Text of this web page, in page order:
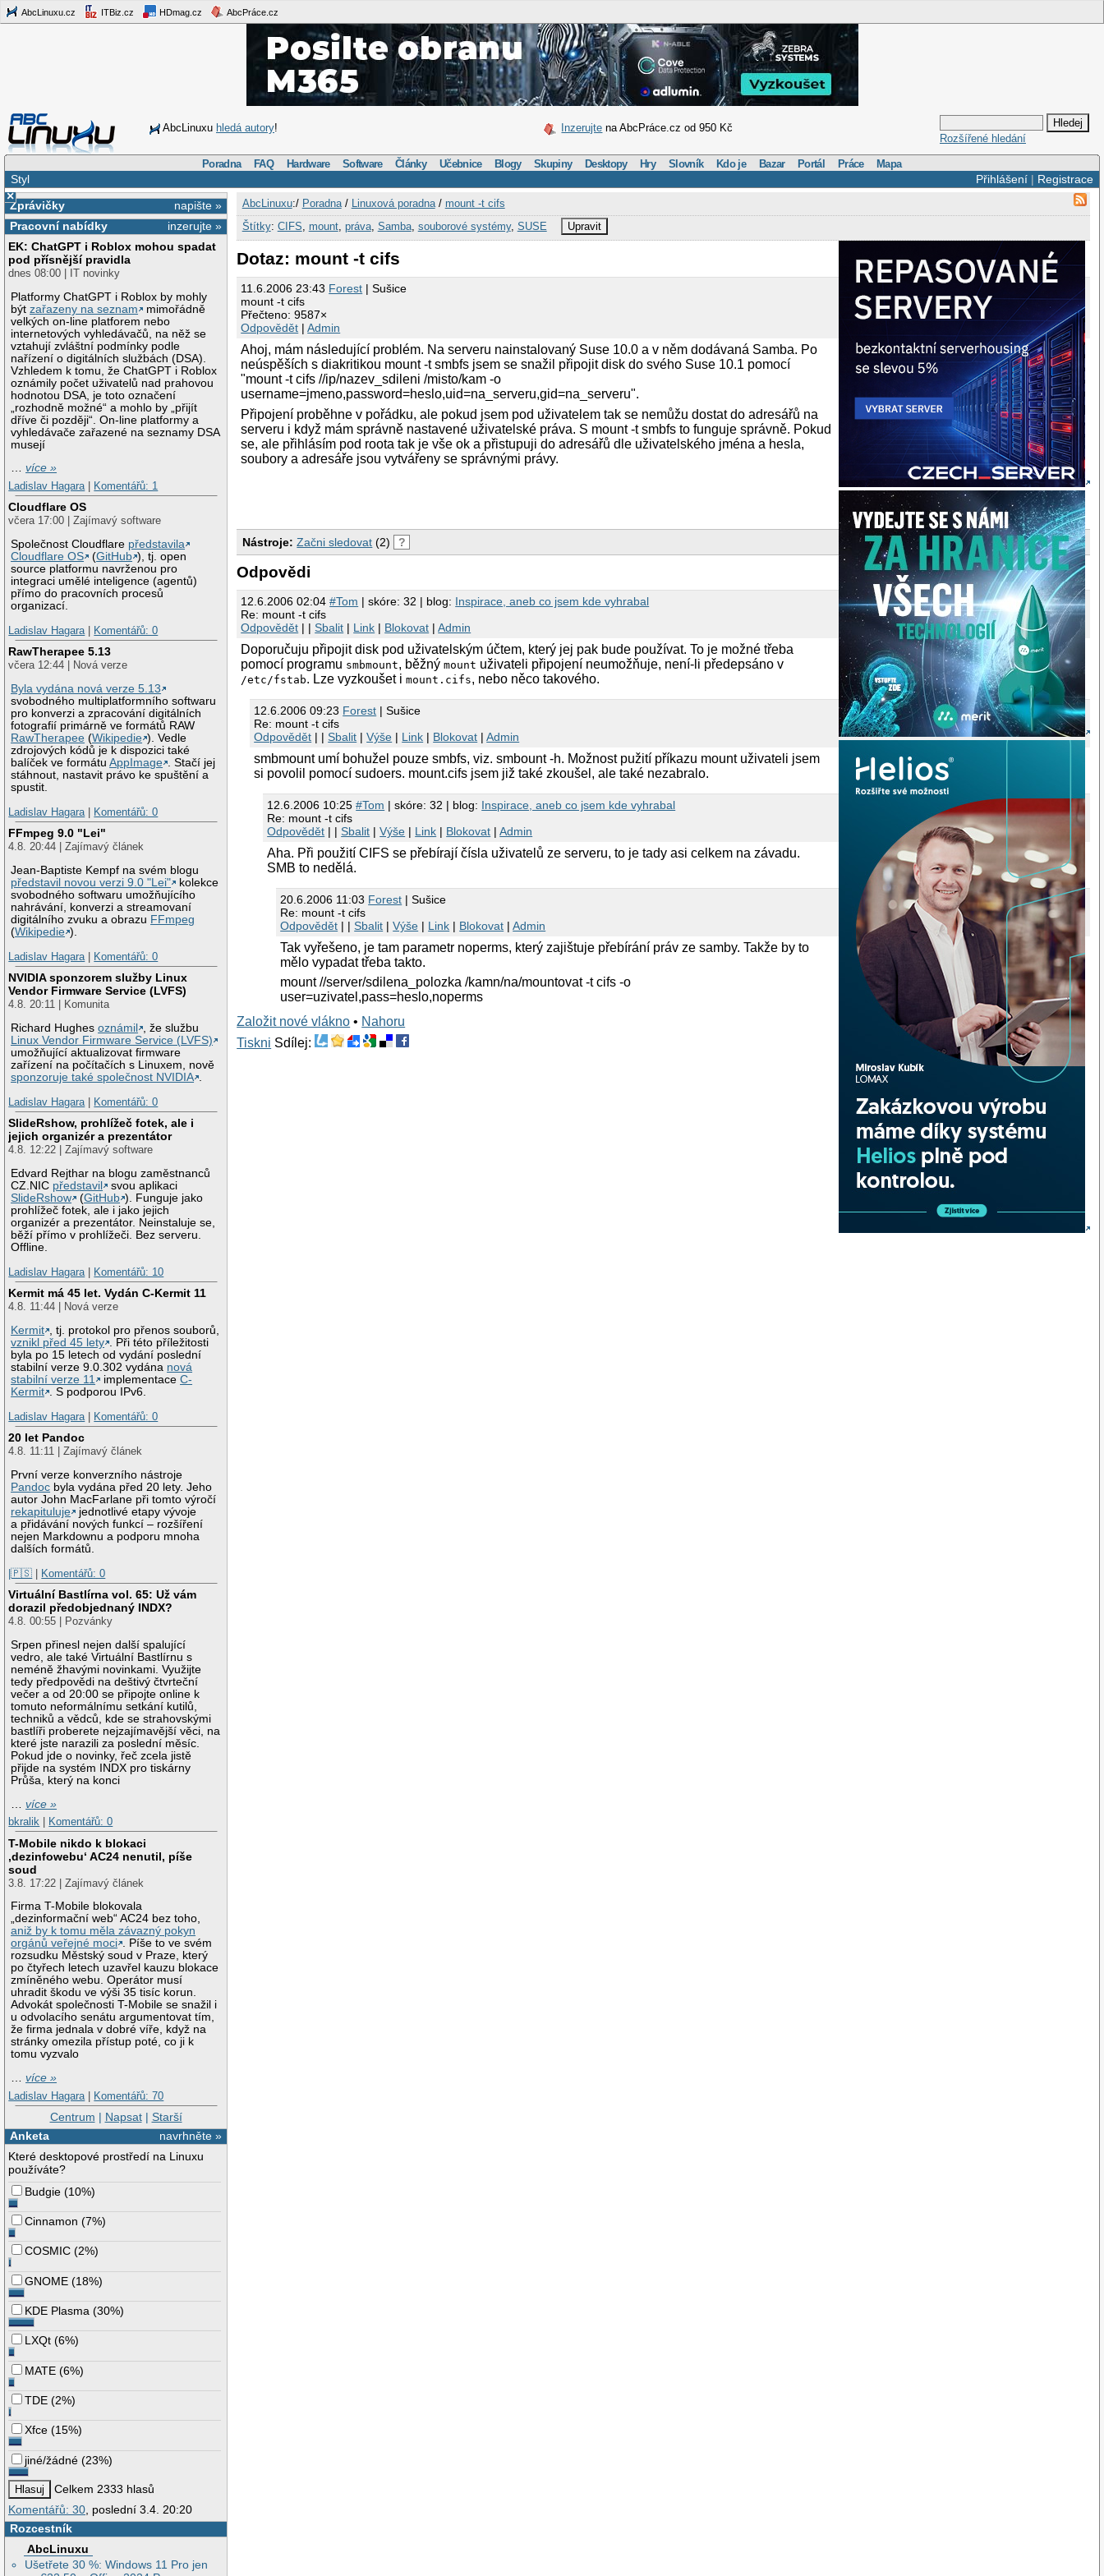
AbcLinuxu.cz ITBiz.cz HDmag.cz AbcPráce.cz
AbcLinuxu hledá autory! Inzerujte na AbcPráce.cz od 950 Kč
Rozšířené hledání
Poradna FAQ Hardware Software Články Učebnice Blogy Skupiny Desktopy Hry Slovník Kdo je Bazar Portál Práce Mapa
Přihlášení| Registrace
Styl
×
napište »
Zprávičky
inzerujte »
Pracovní nabídky
EK: ChatGPT i Roblox mohou spadat
pod přísnější pravidla
dnes 08:00 | IT novinky
Platformy ChatGPT i Roblox by mohly
býtzařazeny na seznam
mimořádně
velkých on-line platforem nebo
internetových vyhledávačů, na něž se
vztahují zvláštní podmínky podle
nařízení o digitálních službách (DSA).
Vzhledem k tomu, že ChatGPT i Roblox
oznámily počet uživatelů nad prahovou
hodnotou DSA, je toto označení
„rozhodně možné“ a mohlo by „přijít
dříve či později“. On-line platformy a
vyhledávače zařazené na seznamy DSA
musejí
…více »
Ladislav Hagara
Komentářů: 1
Cloudflare OS
včera 17:00 | Zajímavý software
Společnost Cloudflare představila
Cloudflare OS
(GitHub ), tj. open
source platformu navrženou pro
integraci umělé inteligence (agentů)
přímo do pracovních procesů
organizací.
Ladislav Hagara
Komentářů: 0
RawTherapee 5.13
včera 12:44 | Nová verze
Byla vydána nová verze 5.13
svobodného multiplatformního softwaru
pro konverzi a zpracování digitálních
fotografií primárně ve formátů RAW
RawTherapee (Wikipedie ). Vedle
zdrojových kódů je k dispozici také
balíček ve formátuAppImage . Stačí jej
stáhnout, nastavit právo ke spuštění a
spustit.
Ladislav Hagara
Komentářů: 0
FFmpeg 9.0 "Lei"
4.8. 20:44 | Zajímavý článek
Jean-Baptiste Kempf na svém blogu
představil novou verzi 9.0 "Lei"
kolekce
svobodného softwaru umožňujícího
nahrávání, konverzi a streamovaní
digitálního zvuku a obrazu FFmpeg
(Wikipedie ).
Ladislav Hagara
Komentářů: 0
NVIDIA sponzorem služby Linux
Vendor Firmware Service (LVFS)
4.8. 20:11 | Komunita
Richard Hughesoznámil
, že službu
Linux Vendor Firmware Service (LVFS)
umožňující aktualizovat firmware
zařízení na počítačích s Linuxem, nově
sponzoruje také společnost NVIDIA .
Ladislav Hagara | Komentářů: 0
SlideRshow, prohlížeč fotek, ale i
jejich organizér a prezentátor
4.8. 12:22 | Zajímavý software
Edvard Rejthar na blogu zaměstnanců
CZ.NIC představil
svou aplikaci
SlideRshow
(GitHub ). Funguje jako
prohlížeč fotek, ale i jako jejich
organizér a prezentátor. Neinstaluje se,
běží přímo v prohlížeči. Bez serveru.
Offline.
Ladislav Hagara | Komentářů: 10
Kermit má 45 let. Vydán C-Kermit 11
4.8. 11:44 | Nová verze
Kermit , tj. protokol pro přenos souborů,
vznikl před 45 lety . Při této příležitosti
byla po 15 letech od vydání poslední
stabilní verze 9.0.302 vydána nová
stabilní verze 11
implementaceC-
Kermit . S podporou IPv6.
Ladislav Hagara | Komentářů: 0
20 let Pandoc
4.8. 11:11 | Zajímavý článek
První verze konverzního nástroje
Pandoc byla vydána před 20 lety. Jeho
autor John MacFarlane při tomto výročí
rekapituluje
jednotlivé etapy vývoje
a přidávání nových funkcí – rozšíření
nejen Markdownu a podporu mnoha
dalších formátů.
|🇵🇸 | Komentářů: 0
Virtuální Bastlírna vol. 65: Už vám
dorazil předobjednaný INDX?
4.8. 00:55 | Pozvánky
Srpen přinesl nejen další spalující
vedro, ale také Virtuální Bastlírnu s
neméně žhavými novinkami. Využijte
tedy předpovědi na deštivý čtvrteční
večer a od 20:00 se připojte online k
tomuto neformálnímu setkání kutilů,
techniků a vědců, kde se strahovskými
bastlíři proberete nejzajímavější věci, na
které jste narazili za poslední měsíc.
Pokud jde o novinky, řeč zcela jistě
přijde na systém INDX pro tiskárny
Průša, který na konci
…více »
bkralik
Komentářů: 0
T-Mobile nikdo k blokaci
‚dezinfowebu‘ AC24 nenutil, píše
soud
3.8. 17:22 | Zajímavý článek
Firma T-Mobile blokovala
„dezinformační web“ AC24 bez toho,
aniž by k tomu měla závazný pokyn
orgánů veřejné moci . Píše to ve svém
rozsudku Městský soud v Praze, který
po čtyřech letech uzavřel kauzu blokace
zmíněného webu. Operátor musí
uhradit škodu ve výši 35 tisíc korun.
Advokát společnosti T-Mobile se snažil i
u odvolacího senátu argumentovat tím,
že firma jednala v dobré víře, když na
stránky omezila přístup poté, co ji k
tomu vyzvalo
…více »
Ladislav Hagara | Komentářů: 70
Centrum | Napsat| Starší
navrhněte »
Anketa
Které desktopové prostředí na Linuxu
používáte?
Budgie (10%)
Cinnamon (7%)
COSMIC (2%)
GNOME (18%)
KDE Plasma (30%)
LXQt (6%)
MATE (6%)
TDE (2%)
Xfce (15%)
jiné/žádné (23%)
Celkem 2333 hlasů
Komentářů: 30, poslední 3.4. 20:20
Rozcestník
AbcLinuxu
Ušetřete 30 %: Windows 11 Pro jen
AbcLinuxu:/ Poradna/ Linuxová poradna/ mount -t cifs
Štítky: CIFS mount, práva, Samba, souborové systémy, SUSE Upravit
Dotaz: mount -t cifs
11.6.2006 23:43 Forest | Sušice
mount -t cifs
Přečteno: 9587×
Odpovědět |Admin
Ahoj, mám následující problém. Na serveru nainstalovaný Suse 10.0 a v něm dodávaná Samba. Po
neúspěších s diakritikou mount -t smbfs jsem se snažil připojit disk do svého Suse 10.1 pomocí
"mount -t cifs //ip/nazev_sdileni /misto/kam -o
username=jmeno,password=heslo,uid=na_serveru,gid=na_serveru".
Připojení proběhne v pořádku, ale pokud jsem pod uživatelem tak se nemůžu dostat do adresářů na
serveru i když mám správně nastavené uživatelské práva. S mount -t smbfs to funguje správně. Pokud
se, ale přihlásím pod roota tak je vše ok a přistupuji do adresářů dle uživatelského jména a hesla,
soubory a adresáře jsou vytvářeny se správnými právy.
Nástroje: Začni sledovat (2) ?
Odpovědi
12.6.2006 02:04#Tom | skóre: 32 | blog: Inspirace, aneb co jsem kde vyhrabal
Re: mount -t cifs
Odpovědět | |Sbalit | Link | Blokovat |Admin
Doporučuju připojit disk pod uživatelským účtem, který jej pak bude používat. To je možné třeba
pomocí programu smbmount, běžnýmount uživateli připojení neumožňuje, není-li předepsáno v
/etc/fstab. Lze vyzkoušet imount.cifs, nebo něco takového.
12.6.2006 09:23 Forest | Sušice
Re: mount -t cifs
Odpovědět | |Sbalit |Výše | Link | Blokovat |Admin
smbmount umí bohužel pouze smbfs, viz. smbount -h. Možnost pužití příkazu mount uživateli jsem
si povolil pomocí sudoers. mount.cifs jsem již také zkoušel, ale také nezabralo.
12.6.2006 10:25#Tom | skóre: 32 | blog: Inspirace, aneb co jsem kde vyhrabal
Re: mount -t cifs
Odpovědět | |Sbalit |Výše | Link | Blokovat |Admin
Aha. Při použití CIFS se přebírají čísla uživatelů ze serveru, to je tady asi celkem na závadu.
SMB to nedělá.
20.6.2006 11:03 Forest | Sušice
Re: mount -t cifs
Odpovědět | |Sbalit |Výše | Link | Blokovat |Admin
Tak vyřešeno, je tam parametr noperms, který zajištuje přebírání práv ze samby. Takže by to
mělo vypadat třeba takto.
mount //server/sdilena_polozka /kamn/na/mountovat -t cifs -o
user=uzivatel,pass=heslo,noperms
Založit nové vlákno • Nahoru
Tiskni Sdílej: